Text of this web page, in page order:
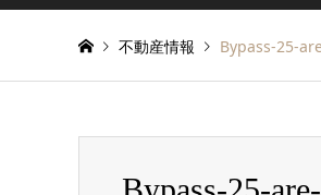
不動産情報 Bypass-25-